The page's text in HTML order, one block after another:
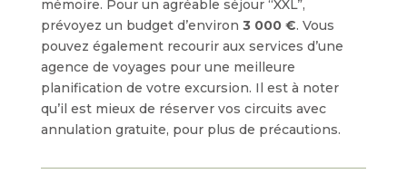
mémoire. Pour un agréable séjour “XXL”,
prévoyez un budget d’environ 3 000 €. Vous
pouvez également recourir aux services d’une
agence de voyages pour une meilleure
planification de votre excursion. Il est à noter
qu’il est mieux de réserver vos circuits avec
annulation gratuite, pour plus de précautions.